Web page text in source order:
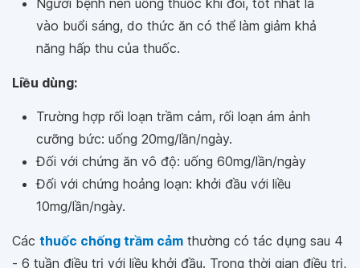
Người bệnh nên uống thuốc khi đói, tốt nhất là
vào buổi sáng, do thức ăn có thể làm giảm khả
năng hấp thu của thuốc.
Liều dùng:
Trường hợp rối loạn trầm cảm, rối loạn ám ảnh
cưỡng bức: uống 20mg/lần/ngày.
Đối với chứng ăn vô độ: uống 60mg/lần/ngày
Đối với chứng hoảng loạn: khởi đầu với liều
10mg/lần/ngày.
Các thuốc chống trầm cảm thường có tác dụng sau 4
- 6 tuần điều trị với liều khởi đầu. Trong thời gian điều trị,